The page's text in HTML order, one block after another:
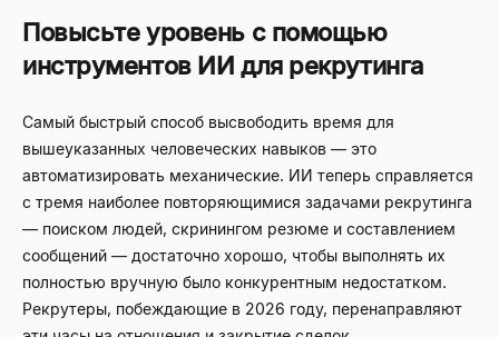
Повысьте уровень с помощью
инструментов ИИ для рекрутинга
Самый быстрый способ высвободить время для
вышеуказанных человеческих навыков — это
автоматизировать механические. ИИ теперь справляется
с тремя наиболее повторяющимися задачами рекрутинга
— поиском людей, скринингом резюме и составлением
сообщений — достаточно хорошо, чтобы выполнять их
полностью вручную было конкурентным недостатком.
Рекрутеры, побеждающие в 2026 году, перенаправляют